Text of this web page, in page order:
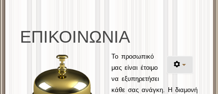
ΕΠΙΚΟΙΝΩΝΙΑ
Το προσωπικό
μας είναι έτοιμο
να εξυπηρετήσει
κάθε σας ανάγκη. Η διαμονή